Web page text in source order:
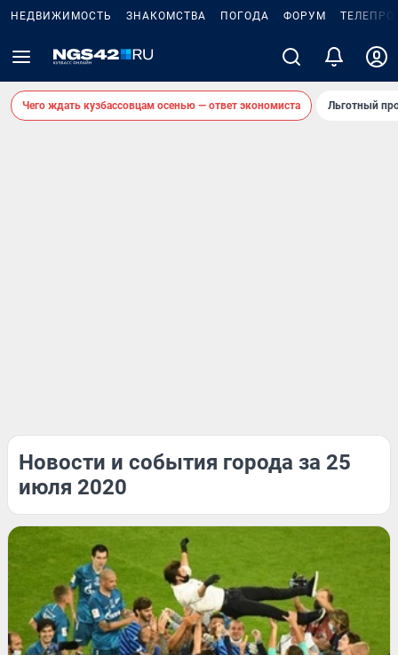
НЕДВИЖИМОСТЬ ЗНАКОМСТВА ПОГОДА ФОРУМ
Чего ждать кузбассовцам осенью — ответ экономиста Льготный
Новости и события города за 25
июля 2020